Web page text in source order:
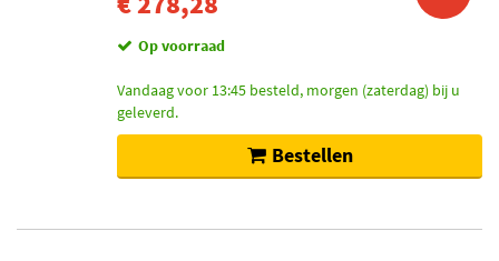
Op voorraad
Vandaag voor 13:45 besteld, morgen (zaterdag) bij u
geleverd.
Bestellen